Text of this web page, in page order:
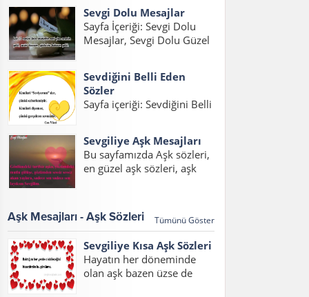
Sevgililer Günü Mesajı Kısa
ve Uzaktaki Sevgiliye
Sevgililer Günü...
sevgi sözcükleri ile ilgili
yazıları bulabilirsiniz.
Sevgili varsa, aşk varsa
sevgi statusları...
Sevgi Dolu Mesajlar
Sayfa İçeriği: Sevgi Dolu
Mesajlar, Sevgi Dolu Güzel
Mesajlar, Duygusal Sevgi
Dolu Mesajlar, Sevgi Dolu
Mesajlar Uzun, Sevgiliye
Sevgi...
Sevdiğini Belli Eden
Sözler
Sayfa içeriği: Sevdiğini Belli
Olduğunu İfade Eden
Sözler, Sevgiyi Belli Etme
Sözleri, Hoşlandığını Belli
sevdiğini belli...
Sevgiliye Aşk Mesajları
Bu sayfamızda Aşk sözleri,
en güzel aşk sözleri, aşk
2017, sözleri kısa konulu
bir yazı hazırladık. Her
sözleri ve aşk...
Aşk Mesajları - Aşk Sözleri Tümünü Göster
Sevgiliye Kısa Aşk Sözleri
Hayatın her döneminde
olan aşk bazen üzse de